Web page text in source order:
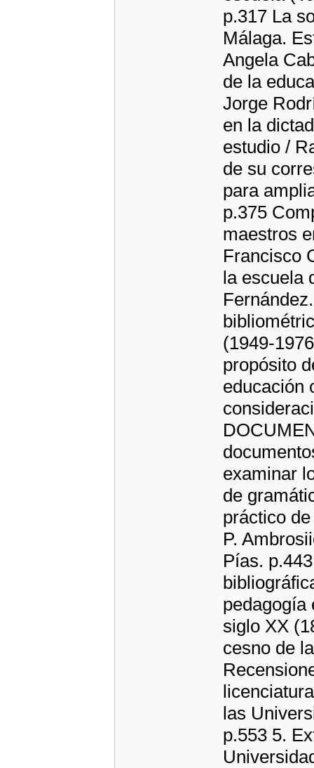
p.317 La
Málaga.
Angela
de la
Jorge
en la
estudio /
de su
para
p.375
maestros
Francisco
la escuela
(1949-
propósito
educación
examinar
de
práctico
P.
Pías.
pedagogía
siglo XX
cesno de
las
p.553 5.